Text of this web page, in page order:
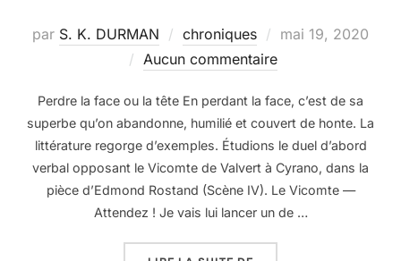
par S. K. DURMAN chroniques
Publié
mai 19, 2020
Aucun commentaire
Perdre la face ou la tête En perdant la face, c’est de sa
superbe qu’on abandonne, humilié et couvert de honte. La
littérature regorge d’exemples. Étudions le duel d’abord
verbal opposant le Vicomte de Valvert à Cyrano, dans la
pièce d’Edmond Rostand (Scène IV). Le Vicomte —
Attendez ! Je vais lui lancer un de …